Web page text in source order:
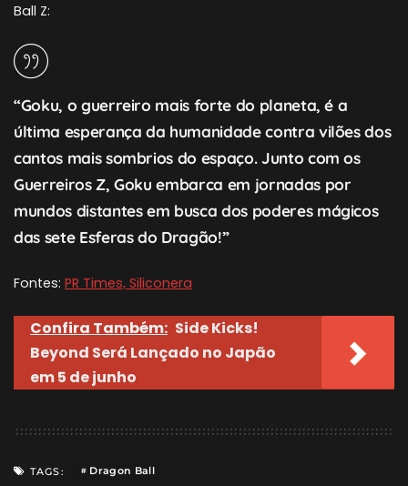
Ball Z:
“Goku, o guerreiro mais forte do planeta, é a
última esperança da humanidade contra vilões dos
cantos mais sombrios do espaço. Junto com os
Guerreiros Z, Goku embarca em jornadas por
mundos distantes em busca dos poderes mágicos
das sete Esferas do Dragão!”
Fontes: PR Times, Siliconera
Confira Também: Side Kicks!
Beyond Será Lançado no Japão
em 5 de junho
TAGS: Dragon Ball